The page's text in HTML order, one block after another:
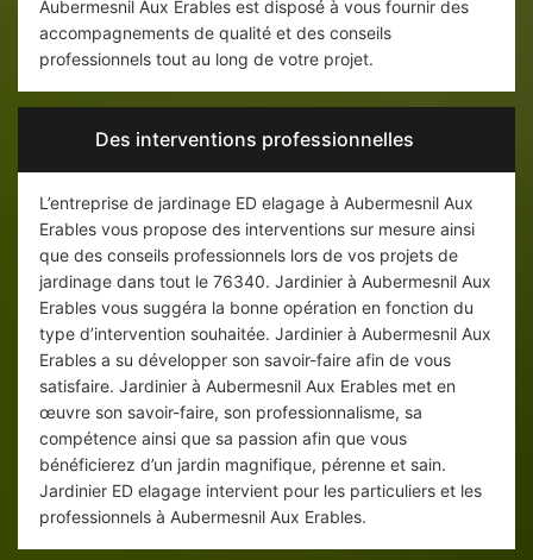
Aubermesnil Aux Erables est disposé à vous fournir des
accompagnements de qualité et des conseils
professionnels tout au long de votre projet.
Des interventions professionnelles
L’entreprise de jardinage ED elagage à Aubermesnil Aux
Erables vous propose des interventions sur mesure ainsi
que des conseils professionnels lors de vos projets de
jardinage dans tout le 76340. Jardinier à Aubermesnil Aux
Erables vous suggéra la bonne opération en fonction du
type d’intervention souhaitée. Jardinier à Aubermesnil Aux
Erables a su développer son savoir-faire afin de vous
satisfaire. Jardinier à Aubermesnil Aux Erables met en
œuvre son savoir-faire, son professionnalisme, sa
compétence ainsi que sa passion afin que vous
bénéficierez d’un jardin magnifique, pérenne et sain.
Jardinier ED elagage intervient pour les particuliers et les
professionnels à Aubermesnil Aux Erables.